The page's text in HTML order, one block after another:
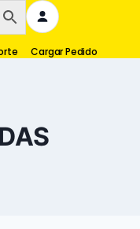
Cargar Pedido